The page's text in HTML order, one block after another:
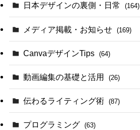
日本デザインの裏側・日常 (164)
メディア掲載・お知らせ (169)
CanvaデザインTips (64)
動画編集の基礎と活用 (26)
伝わるライティング術 (87)
プログラミング (63)